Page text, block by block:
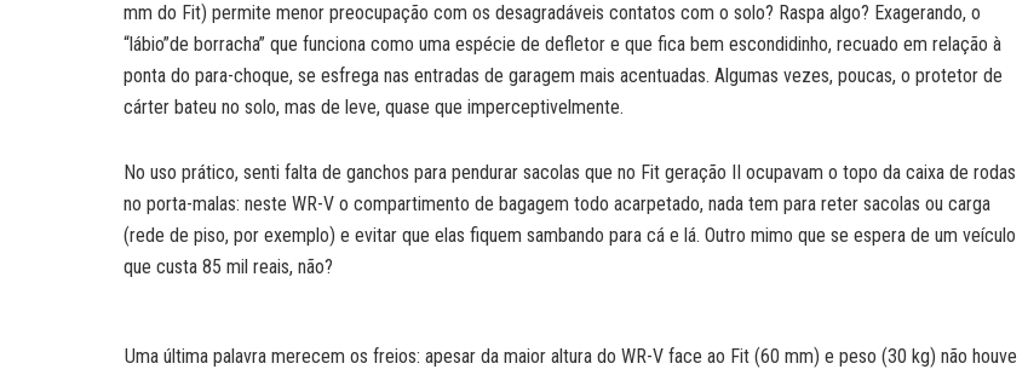
mm do Fit) permite menor preocupação com os desagradáveis contatos com o solo? Raspa algo? Exagerando, o
“lábio”de borracha” que funciona como uma espécie de defletor e que fica bem escondidinho, recuado em relação à
ponta do para-choque, se esfrega nas entradas de garagem mais acentuadas. Algumas vezes, poucas, o protetor de
cárter bateu no solo, mas de leve, quase que imperceptivelmente.
No uso prático, senti falta de ganchos para pendurar sacolas que no Fit geração II ocupavam o topo da caixa de rodas
no porta-malas: neste WR-V o compartimento de bagagem todo acarpetado, nada tem para reter sacolas ou carga
(rede de piso, por exemplo) e evitar que elas fiquem sambando para cá e lá. Outro mimo que se espera de um veículo
que custa 85 mil reais, não?
Uma última palavra merecem os freios: apesar da maior altura do WR-V face ao Fit (60 mm) e peso (30 kg) não houve